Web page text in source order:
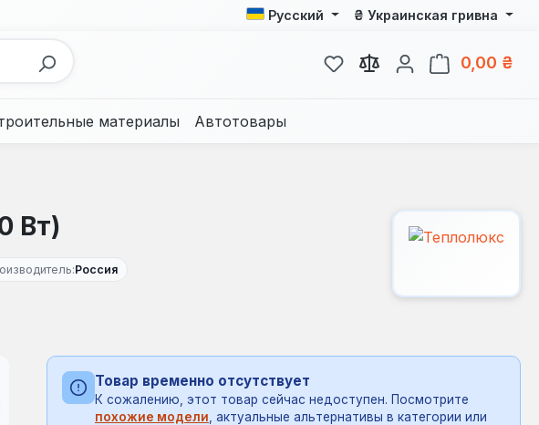
Русский ₴ Украинская гривна
У вас есть товары из
0,00 ₴
материалы Автотовары
Вт)
Россия
Товар временно отсутствует
К сожалению, этот товар сейчас недоступен. Посмотрите
похожие модели , актуальные альтернативы в категории или